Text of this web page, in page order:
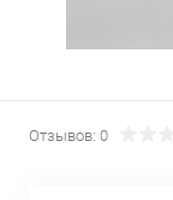
Отзывов: 0